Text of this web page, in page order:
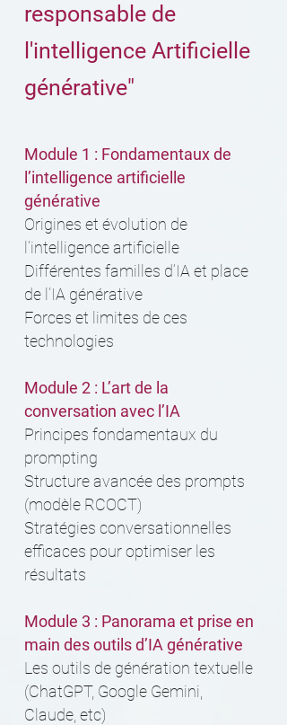
responsable de
l'intelligence Artificielle
générative"
Module 1 : Fondamentaux de
l’intelligence artificielle
générative
Origines et évolution de
l’intelligence artificielle
Différentes familles d’IA et place
de l’IA générative
Forces et limites de ces
technologies
Module 2 : L’art de la
conversation avec l’IA
Principes fondamentaux du
prompting
Structure avancée des prompts
(modèle RCOCT)
Stratégies conversationnelles
efficaces pour optimiser les
résultats
Module 3 : Panorama et prise en
main des outils d’IA générative
Les outils de génération textuelle
(ChatGPT, Google Gemini,
Claude, etc)